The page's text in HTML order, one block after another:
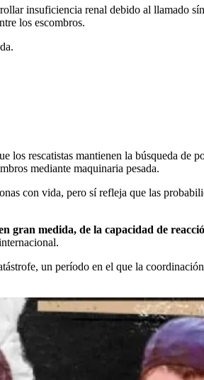
insuficiencia renal debido al llamado
los escombros.
rescatistas mantienen la búsqueda de
mediante maquinaria pesada.
con vida, pero sí refleja que las
gran medida, de la capacidad de
un período en el que la